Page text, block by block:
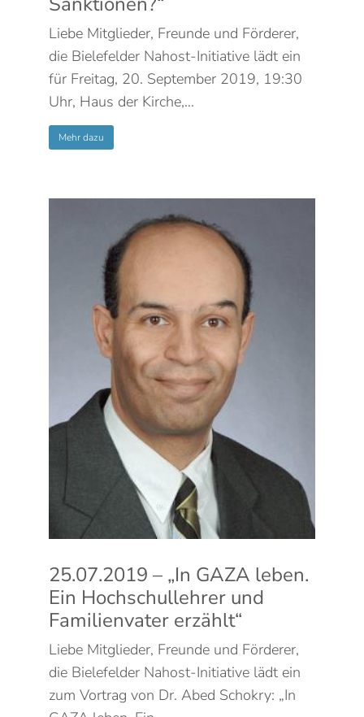
Liebe Mitglieder, Freunde und Förderer,
die Bielefelder Nahost-Initiative lädt ein
für Freitag, 20. September 2019, 19:30
Uhr, Haus der Kirche,…
Mehr dazu
25.07.2019 – „In GAZA leben.
Ein Hochschullehrer und
Familienvater erzählt“
Liebe Mitglieder, Freunde und Förderer,
die Bielefelder Nahost-Initiative lädt ein
zum Vortrag von Dr. Abed Schokry: „In